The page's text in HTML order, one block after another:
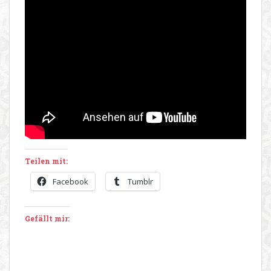
Teilen mit:
Facebook Tumblr
Gefällt mir: